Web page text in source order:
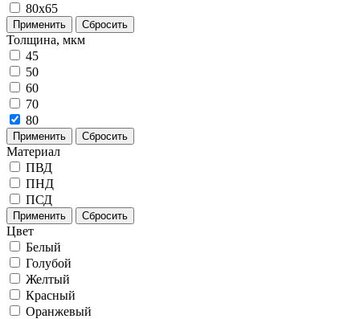
80x65
Применить Сбросить
Толщина, мкм
45
50
60
70
80
Применить Сбросить
Материал
ПВД
ПНД
ПСД
Применить Сбросить
Цвет
Белый
Голубой
Желтый
Красный
Оранжевый